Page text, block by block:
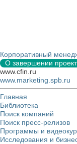
Корпоративный
О завершении
www.cfin.ru
www.marketing.spb.ru
Главная
Библиотека
Поиск компаний
Поиск пресс-релизов
Программы и
Исследования и